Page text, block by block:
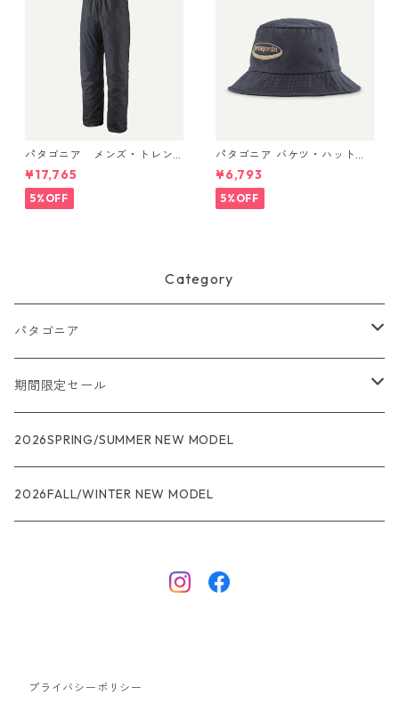
パタゴニア メンズ・トレン
トシェル 3L・レイン・パンツ
（ショート） (カラー Black)
Patagonia Men's Torrentshe
ll 3L Rain Pants - Short 日本
¥17,765
5%OFF
パタゴニア バケツ・ハット 3
3595 ’95 Oval Logo: Smold
er Blue
¥6,793
5%OFF
Category
パタゴニア
メンズ
R1
ウィメンズ
R1
ジャケット・アウター
期間限定セール
★★★
レインウェアー
2026SPRING/SUMMER NEW MODEL
2026FALL/WINTER NEW MODEL
プライバシーポリシー